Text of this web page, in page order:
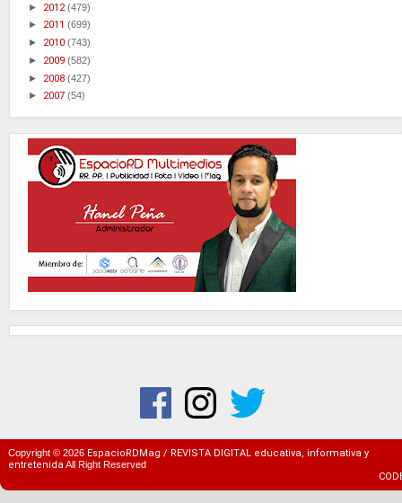
► 2012 (479)
► 2011 (699)
► 2010 (743)
► 2009 (582)
► 2008 (427)
► 2007 (54)
Copyright © 2026 EspacioRDMag / REVISTA DIGITAL educativa, informativa y
entretenidaAll Right Reserved